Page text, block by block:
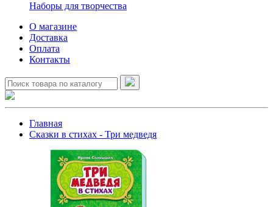
Наборы для творчества
О магазине
Доставка
Оплата
Контакты
Главная
Сказки в стихах - Три медведя